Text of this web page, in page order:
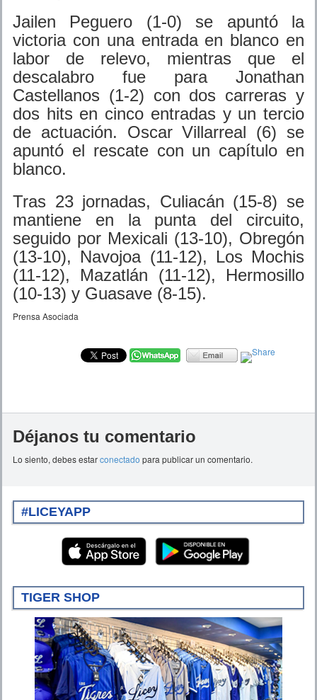
Jailen Peguero (1-0) se apuntó la
victoria con una entrada en blanco en
labor de relevo, mientras que el
descalabro fue para Jonathan
Castellanos (1-2) con dos carreras y
dos hits en cinco entradas y un tercio
de actuación. Oscar Villarreal (6) se
apuntó el rescate con un capítulo en
blanco.
Tras 23 jornadas, Culiacán (15-8) se
mantiene en la punta del circuito,
seguido por Mexicali (13-10), Obregón
(13-10), Navojoa (11-12), Los Mochis
(11-12), Mazatlán (11-12), Hermosillo
(10-13) y Guasave (8-15).
Prensa Asociada
Déjanos tu comentario
Lo siento, debes estarconectado para publicar un comentario.
#LICEYAPP
TIGER SHOP